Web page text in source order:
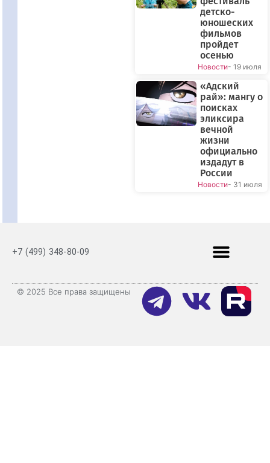
детско-
юношеских
фильмов
пройдет
осенью
Новости- 19 июля
«Адский
рай»: мангу о
поисках
эликсира
вечной
жизни
официально
издадут в
России
Новости- 31 июля
+7 (499) 348-80-09
© 2025 Все права защищены